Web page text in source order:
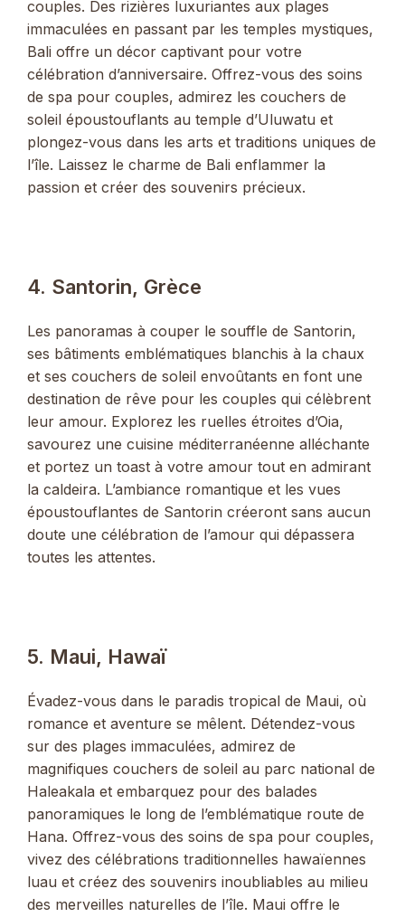
couples. Des rizières luxuriantes aux plages
immaculées en passant par les temples mystiques,
Bali offre un décor captivant pour votre
célébration d’anniversaire. Offrez-vous des soins
de spa pour couples, admirez les couchers de
soleil époustouflants au temple d’Uluwatu et
plongez-vous dans les arts et traditions uniques de
l’île. Laissez le charme de Bali enflammer la
passion et créer des souvenirs précieux.
4. Santorin, Grèce
Les panoramas à couper le souffle de Santorin,
ses bâtiments emblématiques blanchis à la chaux
et ses couchers de soleil envoûtants en font une
destination de rêve pour les couples qui célèbrent
leur amour. Explorez les ruelles étroites d’Oia,
savourez une cuisine méditerranéenne alléchante
et portez un toast à votre amour tout en admirant
la caldeira. L’ambiance romantique et les vues
époustouflantes de Santorin créeront sans aucun
doute une célébration de l’amour qui dépassera
toutes les attentes.
5. Maui, Hawaï
Évadez-vous dans le paradis tropical de Maui, où
romance et aventure se mêlent. Détendez-vous
sur des plages immaculées, admirez de
magnifiques couchers de soleil au parc national de
Haleakala et embarquez pour des balades
panoramiques le long de l’emblématique route de
Hana. Offrez-vous des soins de spa pour couples,
vivez des célébrations traditionnelles hawaïennes
luau et créez des souvenirs inoubliables au milieu
des merveilles naturelles de l’île. Maui offre le